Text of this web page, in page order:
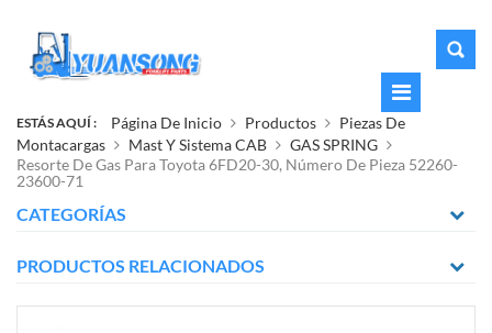
ESTÁS AQUÍ : Página De Inicio Productos
Piezas De
Montacargas
Mast Y Sistema CAB
GAS SPRING
Resorte De Gas Para Toyota 6FD20-30, Número De Pieza 52260-
23600-71
CATEGORÍAS
PRODUCTOS RELACIONADOS